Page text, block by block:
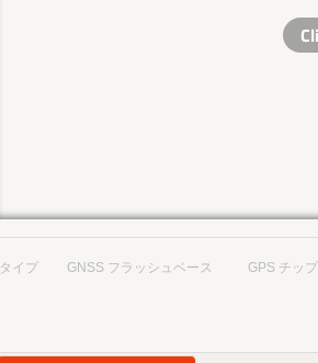
タイプ GNSS フラッシュベース GPS チップ